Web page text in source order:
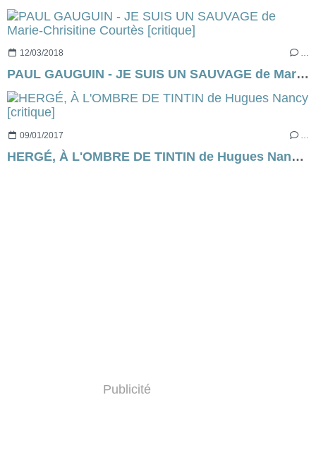
12/03/2018 …
PAUL GAUGUIN - JE SUIS UN SAUVAGE de Marie-Chrisitine Courtès [critique]
09/01/2017
HERGÉ, À L'OMBRE DE TINTIN de Hugues Nancy [critique]
Publicité